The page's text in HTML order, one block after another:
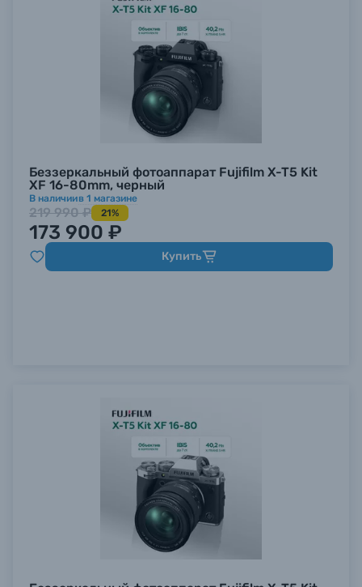
Беззеркальный фотоаппарат Fujifilm X-T5 Kit
XF 16-80mm, черный
В наличиив 1 магазине
219 990 ₽ 21%
173 900 ₽
Купить